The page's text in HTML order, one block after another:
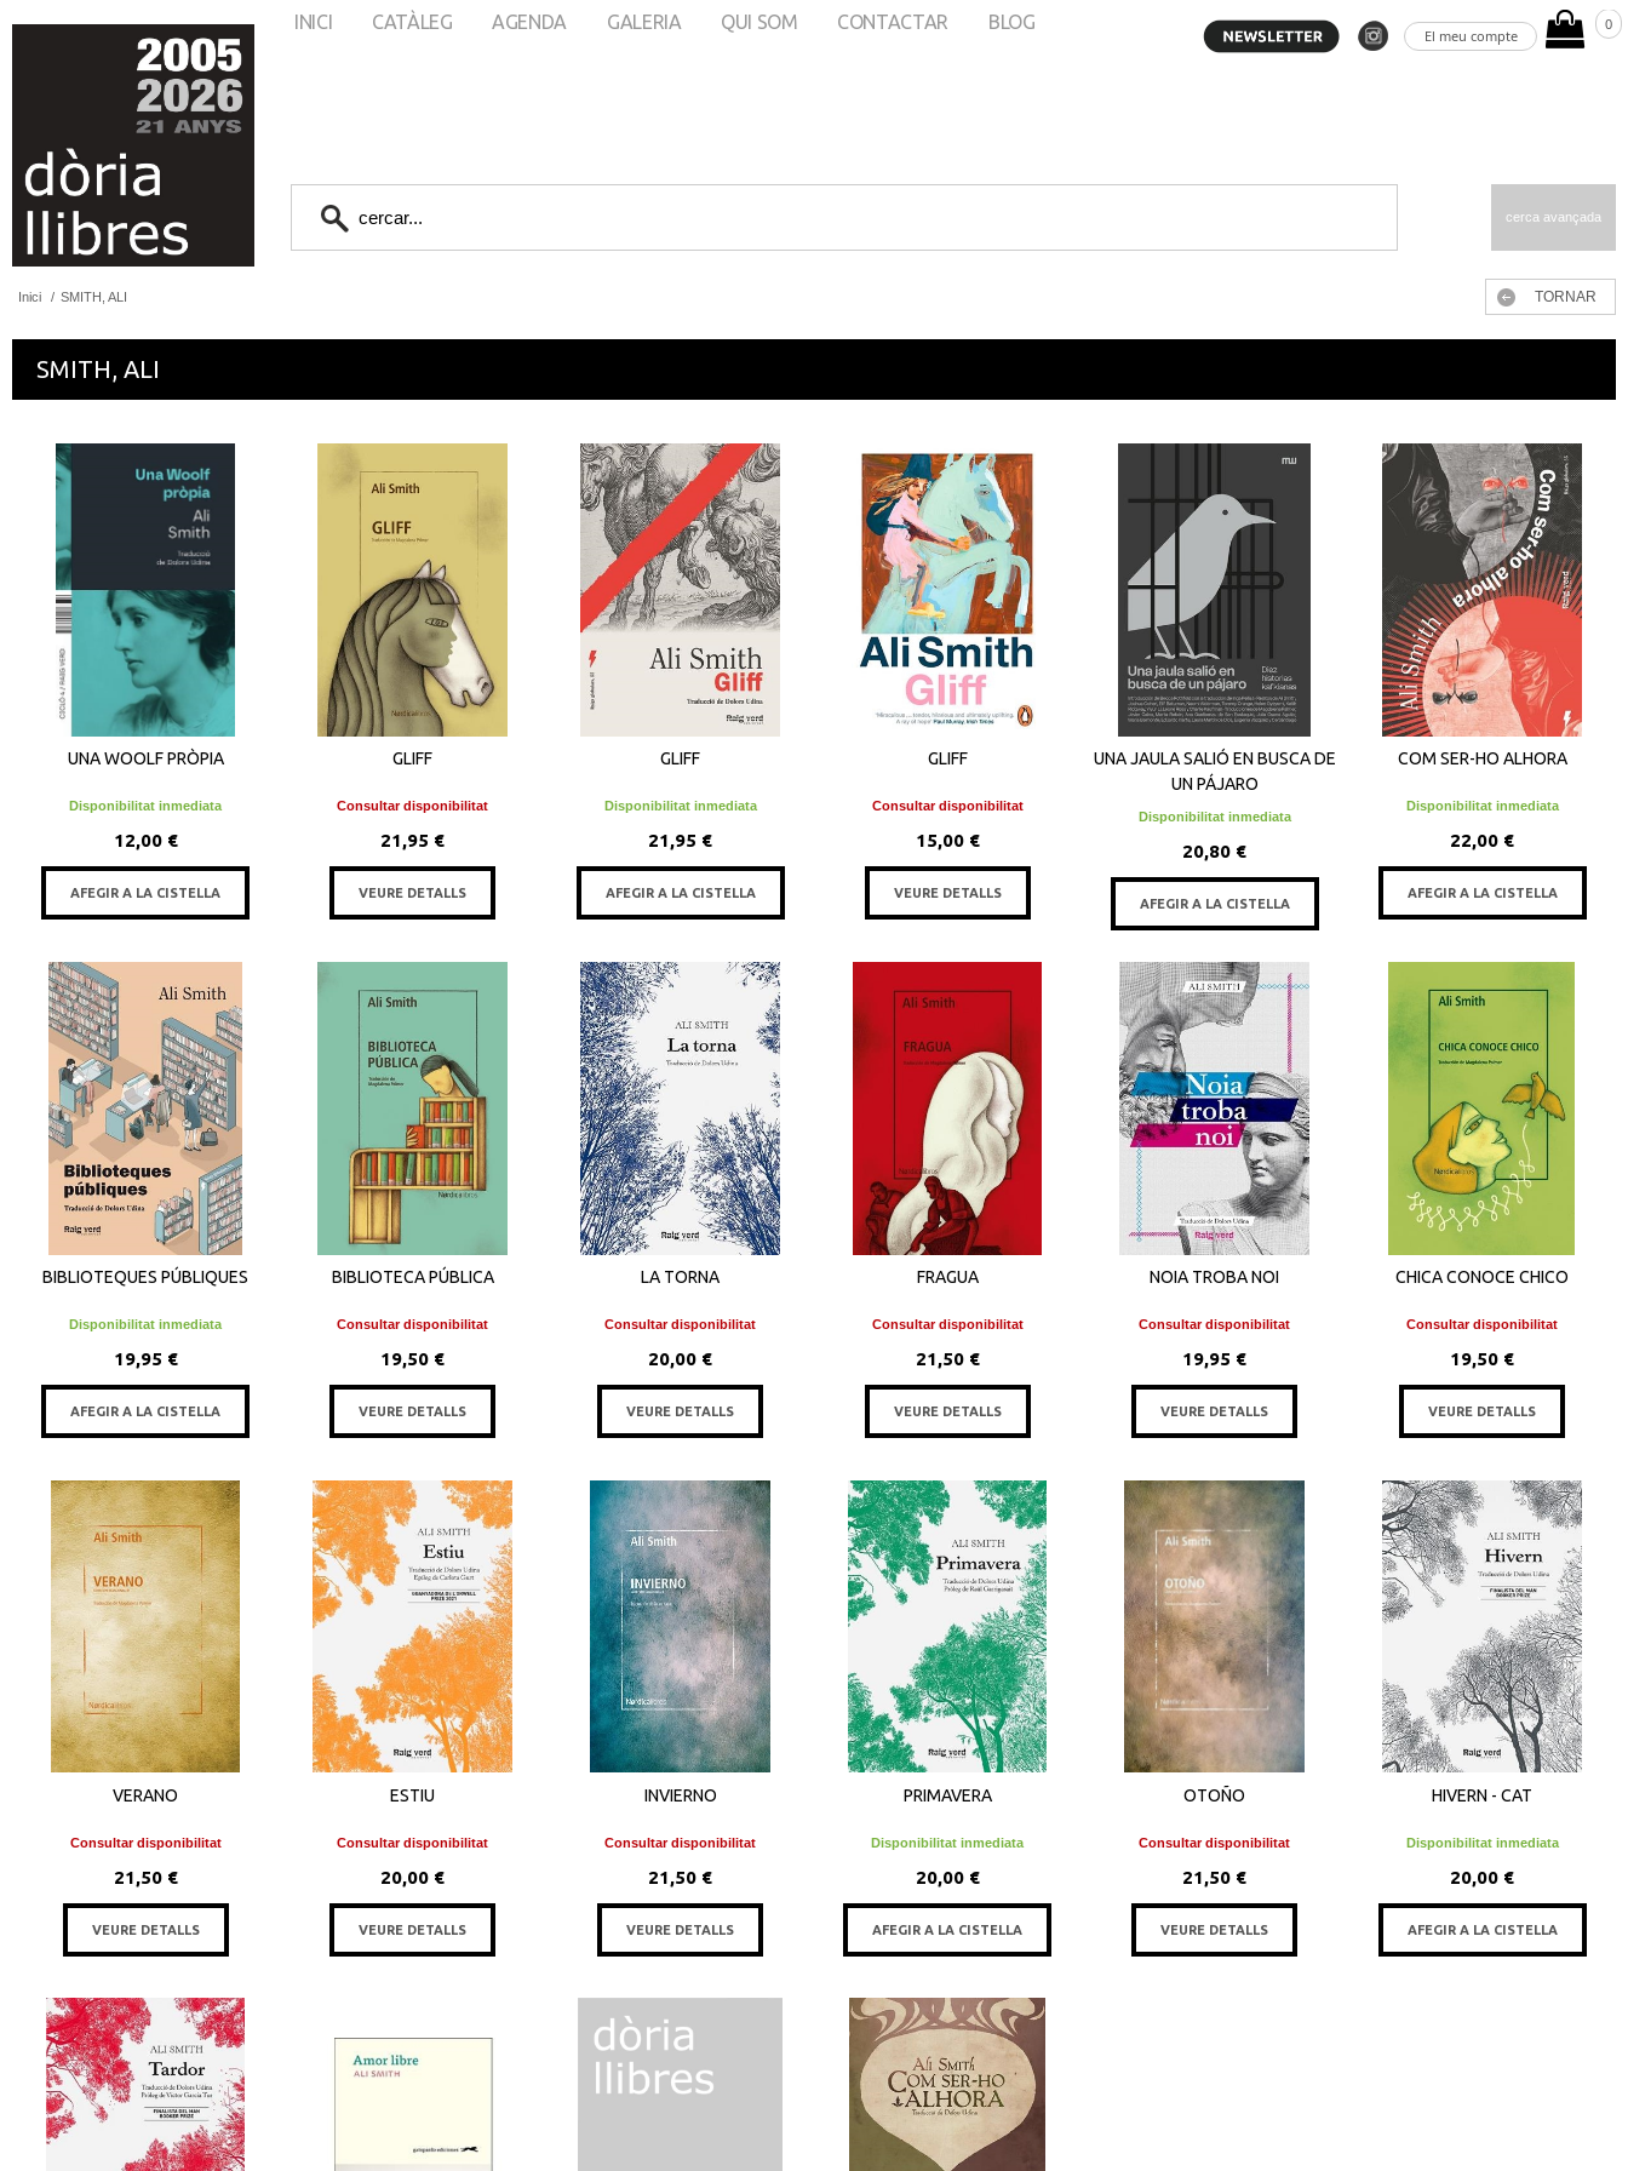
El meu compte
0
INICI CATÀLEG AGENDA GALERIA QUI SOM CONTACTAR BLOG
cerca avançada
Inici / SMITH, ALI TORNAR
SMITH, ALI
UNA WOOLF PRÒPIA
Disponibilitat inmediata
12,00 €
AFEGIR A LA CISTELLA
GLIFF
Consultar disponibilitat
21,95 €
VEURE DETALLS
GLIFF
Disponibilitat inmediata
21,95 €
AFEGIR A LA CISTELLA
GLIFF
Consultar disponibilitat
15,00 €
VEURE DETALLS
UNA JAULA SALIÓ EN BUSCA DE
UN PÁJARO
Disponibilitat inmediata
20,80 €
AFEGIR A LA CISTELLA
COM SER-HO ALHORA
Disponibilitat inmediata
22,00 €
AFEGIR A LA CISTELLA
BIBLIOTEQUES PÚBLIQUES
Disponibilitat inmediata
19,95 €
AFEGIR A LA CISTELLA
BIBLIOTECA PÚBLICA
Consultar disponibilitat
19,50 €
VEURE DETALLS
LA TORNA
Consultar disponibilitat
20,00 €
VEURE DETALLS
FRAGUA
Consultar disponibilitat
21,50 €
VEURE DETALLS
NOIA TROBA NOI
Consultar disponibilitat
19,95 €
VEURE DETALLS
CHICA CONOCE CHICO
Consultar disponibilitat
19,50 €
VEURE DETALLS
VERANO
Consultar disponibilitat
21,50 €
VEURE DETALLS
ESTIU
Consultar disponibilitat
20,00 €
VEURE DETALLS
INVIERNO
Consultar disponibilitat
21,50 €
VEURE DETALLS
PRIMAVERA
Disponibilitat inmediata
20,00 €
AFEGIR A LA CISTELLA
OTOÑO
Consultar disponibilitat
21,50 €
VEURE DETALLS
HIVERN - CAT
Disponibilitat inmediata
20,00 €
AFEGIR A LA CISTELLA